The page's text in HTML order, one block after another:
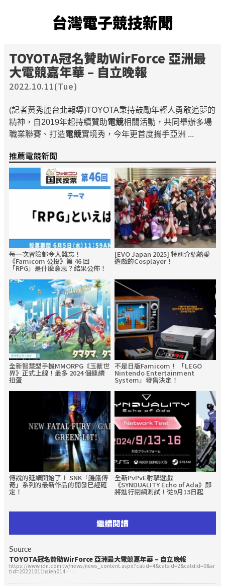
台灣電子競技新聞
TOYOTA冠名贊助WirForce 亞洲最
大電競嘉年華 – 自立晚報
2022.10.11(Tue)
(記者黃秀麗台北報導)TOYOTA秉持鼓勵年輕人勇敢追夢的
精神，自2019年起持續贊助電競相關活動，共同舉辦多場
職業聯賽、打造電競實境秀，今年更首度攜手亞洲 ...
推薦電競新聞
每一次冒險都令人難忘！
《Famicom 公投》第 46 回
「RPG」是什麼意思？結果公佈！
[EVO Japan 2025] 特別介紹熱愛
遊戲的Cosplayer！
全新智慧型手機MMORPG《玉獸世
界》正式上線！最多 2024 個連續
扭蛋
不是日版Famicom！ 「LEGO
Nintendo Entertainment
System」發售決定！
傳說的延續開始了！ SNK「饑餓傳
奇」系列的最新作品的開發已經確
定！
全新PvPvE射擊遊戲
《SYNDUALITY Echo of Ada》即
將進行閉網測試！從9月13日起
繼續閱讀
Source
TOYOTA冠名贊助WirForce 亞洲最大電競嘉年華 – 自立晚報
https://www.idn.com.tw/news/news_content.aspx?catid=4&catsid=2&catdid=0&ar
tid=20221011hsieh014……